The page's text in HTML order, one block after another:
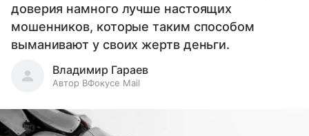
доверия намного лучше настоящих
мошенников, которые таким способом
выманивают у своих жертв деньги.
Владимир Гараев
Автор ВФокусе Mail